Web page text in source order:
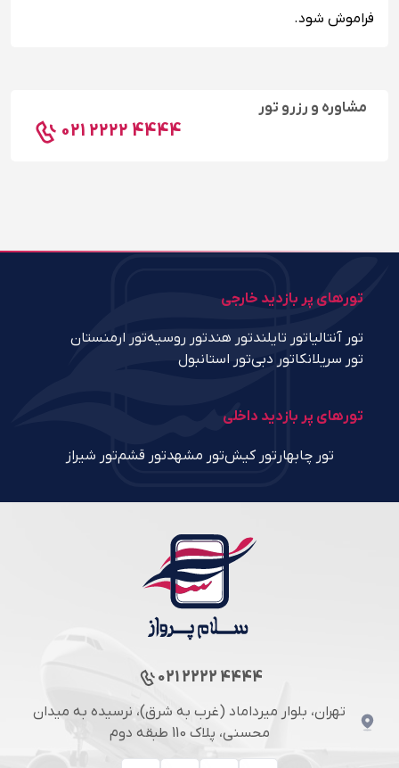
فراموش شود.
مشاوره و رزرو تور
021 2222 4444
تورهای پر بازدید خارجی
تور آنتالیاتور تایلندتور هندتور روسیهتور ارمنستان
تور سریلانکاتور دبیتور استانبول
تورهای پر بازدید داخلی
تور چابهار تور کیشتور مشهدتور قشمتور شیراز
021 2222 4444
تهران، بلوار میرداماد (غرب به شرق)، نرسیده به میدان
محسنی، پلاک 110 طبقه دوم